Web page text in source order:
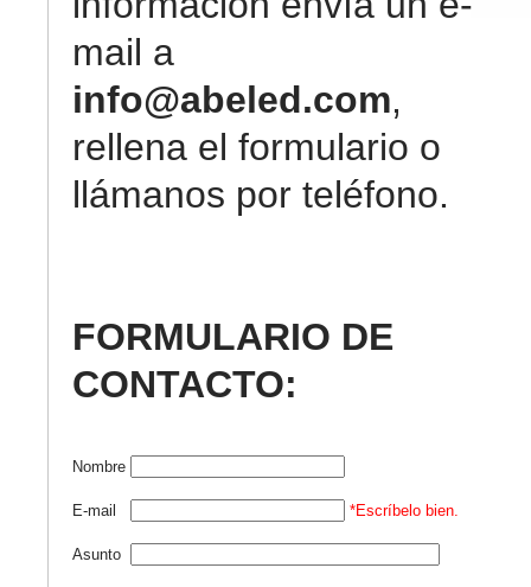
mail a
info@abeled.com,
rellena el formulario o
llámanos por teléfono.
FORMULARIO DE
CONTACTO:
Nombre
E-mail *Escríbelo bien.
Asunto